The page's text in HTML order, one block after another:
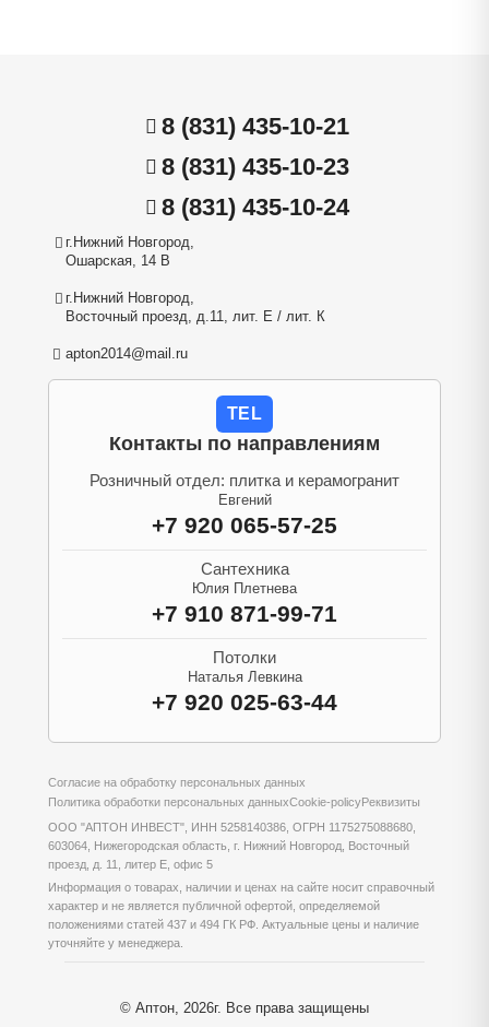
8 (831) 435-10-21
8 (831) 435-10-23
8 (831) 435-10-24
г.Нижний Новгород,
Ошарская, 14 В
г.Нижний Новгород,
Восточный проезд, д.11, лит. Е / лит. К
apton2014@mail.ru
TEL
Контакты по направлениям
Розничный отдел: плитка и керамогранит
Евгений
+7 920 065-57-25
Сантехника
Юлия Плетнева
+7 910 871-99-71
Потолки
Наталья Левкина
+7 920 025-63-44
Согласие на обработку персональных данных
Политика обработки персональных данныхCookie-policyРеквизиты
ООО "АПТОН ИНВЕСТ", ИНН 5258140386, ОГРН 1175275088680,
603064, Нижегородская область, г. Нижний Новгород, Восточный
проезд, д. 11, литер Е, офис 5
Информация о товарах, наличии и ценах на сайте носит справочный
характер и не является публичной офертой, определяемой
положениями статей 437 и 494 ГК РФ. Актуальные цены и наличие
уточняйте у менеджера.
© Аптон, 2026г. Все права защищены